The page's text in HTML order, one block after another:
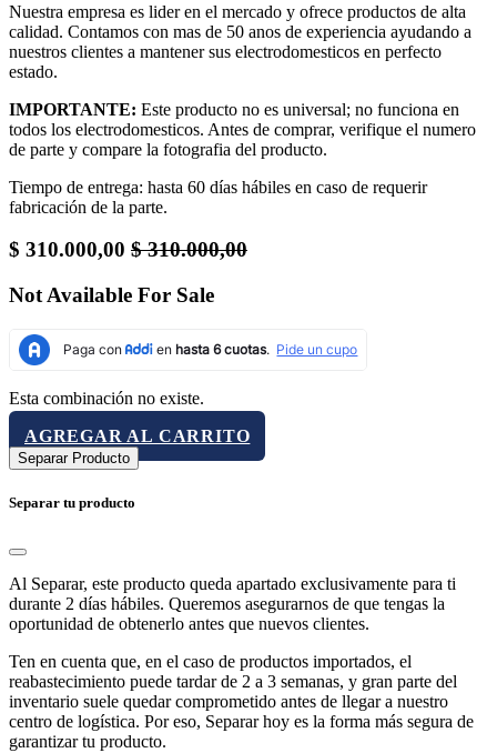
Nuestra empresa es lider en el mercado y ofrece productos de alta
calidad. Contamos con mas de 50 anos de experiencia ayudando a
nuestros clientes a mantener sus electrodomesticos en perfecto
estado.
IMPORTANTE: Este producto no es universal; no funciona en
todos los electrodomesticos. Antes de comprar, verifique el numero
de parte y compare la fotografia del producto.
Tiempo de entrega: hasta 60 días hábiles en caso de requerir
fabricación de la parte.
$ 310.000,00 $310.000,00
Not Available For Sale
Esta combinación no existe.
AGREGAR AL CARRITO
Separar Producto
Separar tu producto
Al Separar, este producto queda apartado exclusivamente para ti
durante 2 días hábiles. Queremos asegurarnos de que tengas la
oportunidad de obtenerlo antes que nuevos clientes.
Ten en cuenta que, en el caso de productos importados, el
reabastecimiento puede tardar de 2 a 3 semanas, y gran parte del
inventario suele quedar comprometido antes de llegar a nuestro
centro de logística. Por eso, Separar hoy es la forma más segura de
garantizar tu producto.